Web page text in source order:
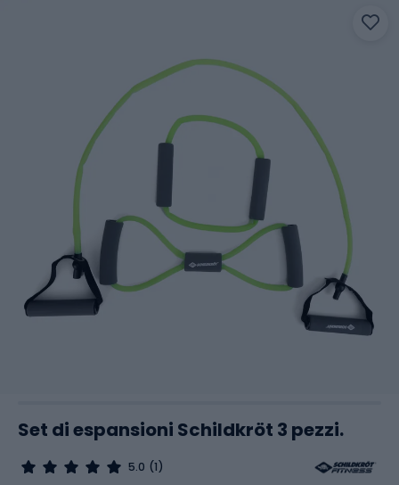
Set di espansioni Schildkröt 3 pezzi.
5.0 (1)